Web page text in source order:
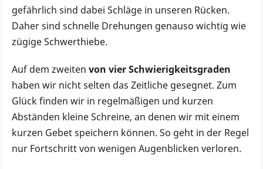
gefährlich sind dabei Schläge in unseren Rücken.
Daher sind schnelle Drehungen genauso wichtig wie
zügige Schwerthiebe.
Auf dem zweiten von vier Schwierigkeitsgraden
haben wir nicht selten das Zeitliche gesegnet. Zum
Glück finden wir in regelmäßigen und kurzen
Abständen kleine Schreine, an denen wir mit einem
kurzen Gebet speichern können. So geht in der Regel
nur Fortschritt von wenigen Augenblicken verloren.